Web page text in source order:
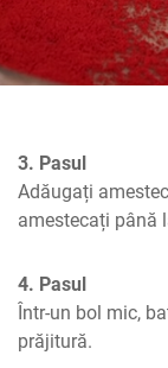
3. Pasul
Adăugați
amestecați până
4. Pasul
Într-un bol mic,
prăjitură.